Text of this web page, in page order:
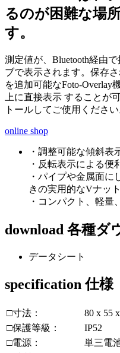
るのが困難な場
す。
測定値が、Bluetooth経由
ブで表示されます。保存
を追加可能なFoto-Overlay
上に直接表示 することが
トールしてご使用ください
online shop
・調整可能な傾斜表
・反転表示による便
・パイプや金属面
きの実用的なVナット
・コンパクト、軽量
download 各種ダ
データシート
specification仕様
□寸法：
80 x 55
□保護等級：
IP52
□電源：
単三電